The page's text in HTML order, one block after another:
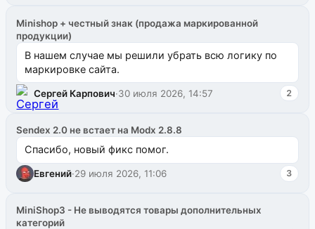
Minishop + честный знак (продажа маркированной
продукции)
В нашем случае мы решили убрать всю логику по
маркировке сайта.
Сергей Карпович·30 июля 2026, 14:57 2
Sendex 2.0 не встает на Modx 2.8.8
Спасибо, новый фикс помог.
Евгений·29 июля 2026, 11:06 3
MiniShop3 - Не выводятся товары дополнительных
категорий